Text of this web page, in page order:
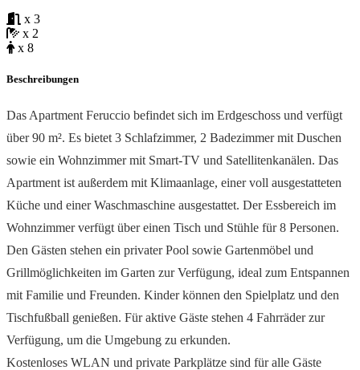
x 3
x 2
x 8
Beschreibungen
Das Apartment Feruccio befindet sich im Erdgeschoss und verfügt
über 90 m². Es bietet 3 Schlafzimmer, 2 Badezimmer mit Duschen
sowie ein Wohnzimmer mit Smart-TV und Satellitenkanälen. Das
Apartment ist außerdem mit Klimaanlage, einer voll ausgestatteten
Küche und einer Waschmaschine ausgestattet. Der Essbereich im
Wohnzimmer verfügt über einen Tisch und Stühle für 8 Personen.
Den Gästen stehen ein privater Pool sowie Gartenmöbel und
Grillmöglichkeiten im Garten zur Verfügung, ideal zum Entspannen
mit Familie und Freunden. Kinder können den Spielplatz und den
Tischfußball genießen. Für aktive Gäste stehen 4 Fahrräder zur
Verfügung, um die Umgebung zu erkunden.
Kostenloses WLAN und private Parkplätze sind für alle Gäste